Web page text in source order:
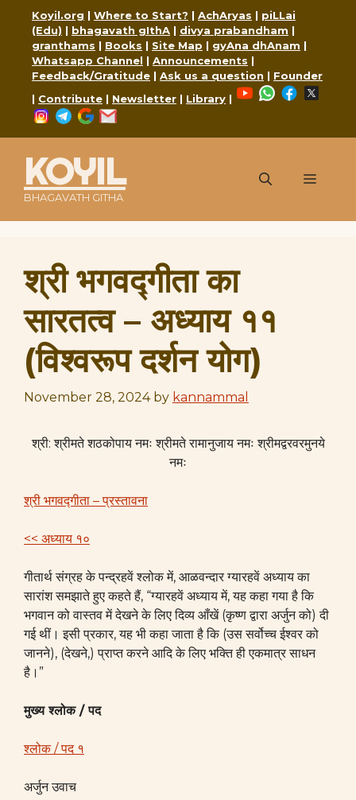
content
Koyil.org | Where to Start? | AchAryas | piLLai
(Edu) | bhagavath gIthA | divya prabandham |
granthams | Books | Site Map | gyAna dhAnam |
Whatsapp Channel | Announcements |
Feedback/Gratitude | Ask us a question | Founder
| Contribute | Newsletter | Library |
YouTubeWhatsApp
Facebook
Instagram
Telegram
Google
KOYIL
BHAGAVATH GITHA
Menu
श्री भगवद्गीता का
सारतत्व – अध्याय ११
(विश्वरूप दर्शन योग)
November 28, 2024 by kannammal
श्री: श्रीमते शठकोपाय नमः श्रीमते रामानुजाय नमः श्रीमद्वरवरमुनये
नमः
श्री भगवद्गीता – प्रस्तावना
<< अध्याय १०
गीतार्थ संग्रह के पन्द्रहवें श्लोक में, आळवन्दार ग्यारहवें अध्याय का
सारांश समझाते हुए कहते हैं, “ग्यारहवें अध्याय में, यह कहा गया है कि
भगवान को वास्तव में देखने के लिए दिव्य आँखें (कृष्ण द्वारा अर्जुन को) दी
गई थीं। इसी प्रकार, यह भी कहा जाता है कि (उस सर्वोच्च ईश्वर को
जानने), (देखने,) प्राप्त करने आदि के लिए भक्ति ही एकमात्र साधन
है।”
मुख्य श्लोक / पद
श्लोक / पद १
अर्जुन उवाच